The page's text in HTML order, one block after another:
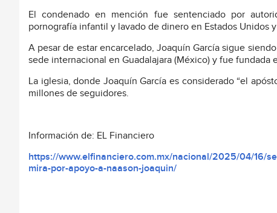
El condenado en mención fue sentenciado por
pornografía infantil y lavado de dinero en Estados Unidos
A pesar de estar encarcelado, Joaquín García sigue
sede internacional en Guadalajara (México) y fue fundada
La iglesia, donde Joaquín García es considerado “el
millones de seguidores.
Información de: EL Financiero
https://www.elfinanciero.com.mx/nacional/2025/04/16/
mira-por-apoyo-a-naason-joaquin/